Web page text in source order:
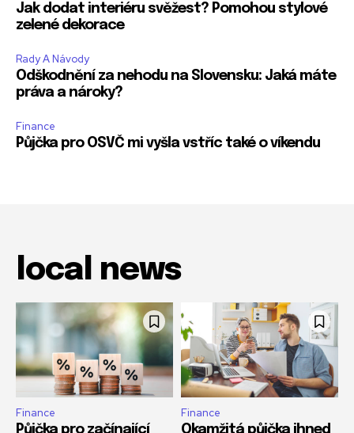
Jak dodat interiéru svěžest? Pomohou stylové
zelené dekorace
Rady A Návody
Odškodnění za nehodu na Slovensku: Jaká máte
práva a nároky?
Finance
Půjčka pro OSVČ mi vyšla vstříc také o víkendu
local news
Finance
Půjčka pro začínající
Finance
Okamžitá půjčka ihned